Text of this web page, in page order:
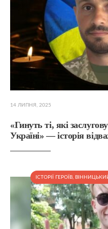
14 ЛИПНЯ, 2025
«Гинуть ті, які
Україні» — історія
ІСТОРІЇ ГЕРОЇВ,